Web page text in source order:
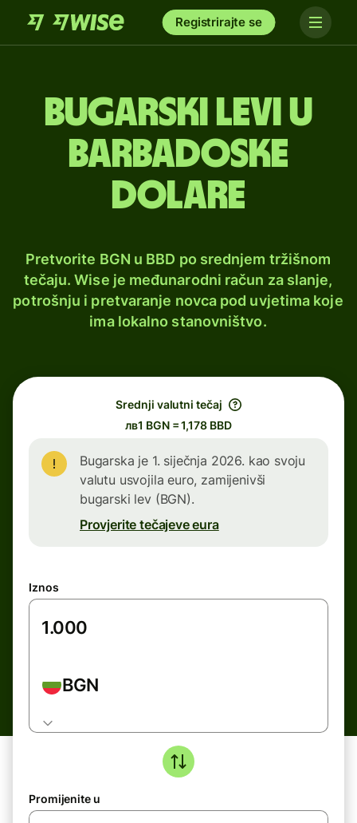
Registrirajte se
Bugarski levi u
barbadoske
dolare
Pretvorite BGN u BBD po srednjem tržišnom
tečaju. Wise je međunarodni račun za slanje,
potrošnju i pretvaranje novca pod uvjetima koje
ima lokalno stanovništvo.
Srednji valutni tečaj
лв1 BGN = 1,178 BBD
Bugarska je 1. siječnja 2026. kao svoju
valutu usvojila euro, zamijenivši
bugarski lev (BGN).
Provjerite tečajeve eura
Iznos
BGN
Promijenite u